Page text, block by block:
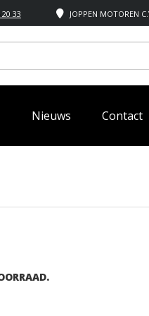
JOPPEN MOTOREN
33
Nieuws Contact